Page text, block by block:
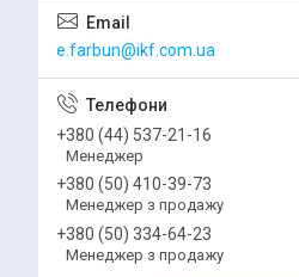
e.farbun@ikf.com.ua
+380 (44) 537-21-16
Менеджер
+380 (50) 410-39-73
Менеджер з продажу
+380 (50) 334-64-23
Менеджер з продажу